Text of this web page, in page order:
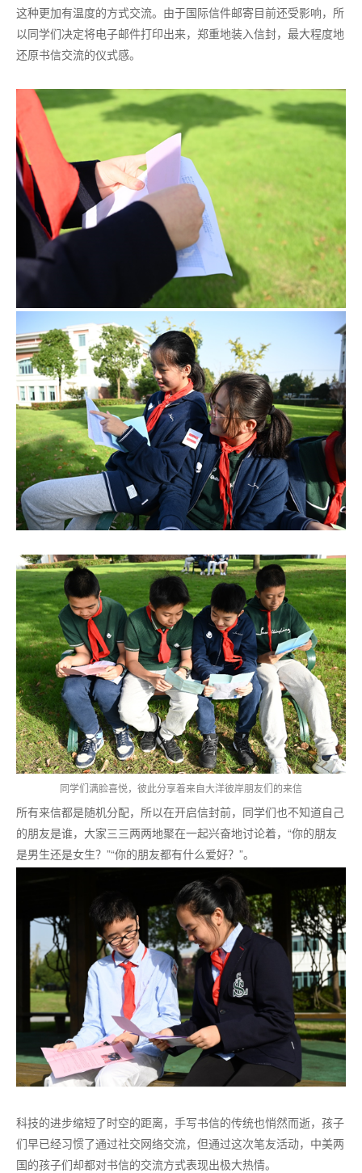
这种更加有温度的方式交流。由于国际信件邮寄目前还受影响，所
以同学们决定将电子邮件打印出来，郑重地装入信封，最大程度地
还原书信交流的仪式感。
同学们满脸喜悦，彼此分享着来自大洋彼岸朋友们的来信
所有来信都是随机分配，所以在开启信封前，同学们也不知道自己
的朋友是谁，大家三三两两地聚在一起兴奋地讨论着， “你的朋友
是男生还是女生？”“你的朋友都有什么爱好？”。
科技的进步缩短了时空的距离，手写书信的传统也悄然而逝，孩子
们早已经习惯了通过社交网络交流，但通过这次笔友活动，中美两
国的孩子们却都对书信的交流方式表现出极大热情。